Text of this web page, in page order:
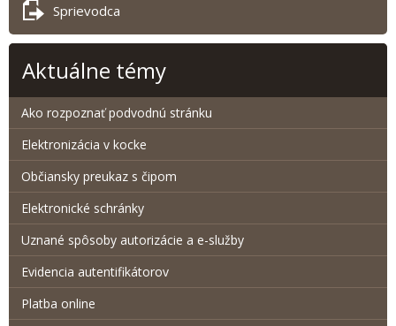
Sprievodca
Aktuálne témy
Ako rozpoznať podvodnú stránku
Elektronizácia v kocke
Občiansky preukaz s čipom
Elektronické schránky
Uznané spôsoby autorizácie a e-služby
Evidencia autentifikátorov
Platba online